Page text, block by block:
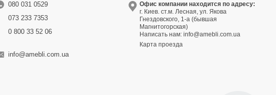
080 031 0529
073 233 7353
0 800 33 52 06
info@amebli.com.ua
Офис компании находится по адресу:
г. Киев. ст.м. Лесная, ул. Якова
Гнездовского, 1-а (бывшая
Магнитогорская)
Написать нам:info@amebli.com.ua
Карта проезда